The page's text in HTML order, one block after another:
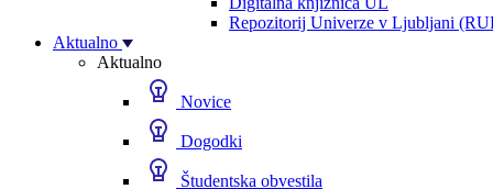
Repozitorij Univerze v Ljubljani
Aktualno
Aktualno
Novice
Dogodki
Študentska obvestila